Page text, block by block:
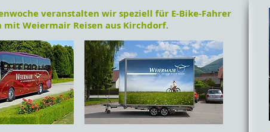
veranstalten wir speziell für E-Bike-Fahrer
mit Weiermair Reisen aus Kirchdorf.